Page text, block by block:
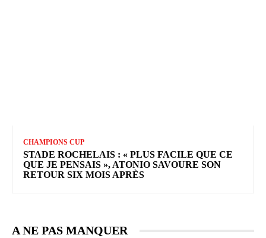
CHAMPIONS CUP
STADE ROCHELAIS : « PLUS FACILE QUE CE
QUE JE PENSAIS », ATONIO SAVOURE SON
RETOUR SIX MOIS APRÈS
A NE PAS MANQUER